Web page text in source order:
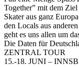
Together” mit dem
Skater aus ganz
den Locals aus
geht es uns allen um
Die Daten für
ZENTRAL TOUR
15.-18. JUNI –